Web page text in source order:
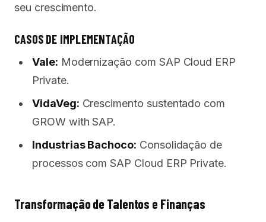
seu crescimento.
CASOS DE IMPLEMENTAÇÃO
Vale: Modernização com SAP Cloud ERP
Private.
VidaVeg: Crescimento sustentado com
GROW with SAP.
Industrias Bachoco: Consolidação de
processos com SAP Cloud ERP Private.
Transformação de Talentos e Finanças